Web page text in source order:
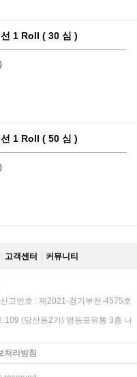
1 Roll ( 30 심 )
1 Roll ( 50 심 )
고객센터 커뮤니티
고번호 : 제2021-경기부천-4575호
109 (당산동2가) 영등포유통 3층 나
처리방침